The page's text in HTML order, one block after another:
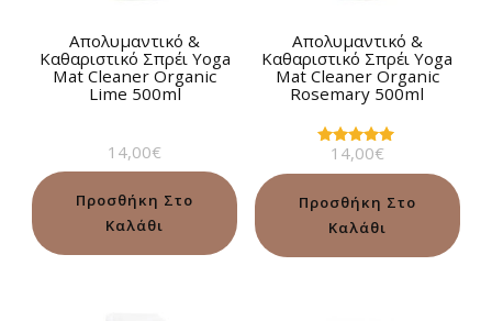
Απολυμαντικό &
Καθαριστικό Σπρέι Yoga
Mat Cleaner Οrganic
Lime 500ml
14,00€
Προσθήκη Στο
Καλάθι
Απολυμαντικό &
Καθαριστικό Σπρέι Yoga
Mat Cleaner Οrganic
Rosemary 500ml
Βαθμολογήθηκε
από 5
14,00€
Προσθήκη Στο
Καλάθι